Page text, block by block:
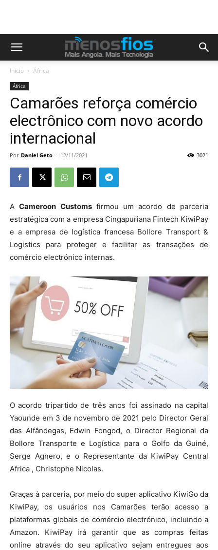
Início África
África
Camarões reforça comércio
electrônico com novo acordo
internacional
Por Daniel Geto - 12/11/2021 3021
ACameroon Customsfirmou um acordo de parceria
estratégica com a empresa Cingapuriana Fintech KiwiPay
e a empresa de logística francesa Bollore Transport &
Logistics para proteger e facilitar as transações de
comércio electrónico internas.
O acordo tripartido de três anos foi assinado na capital
Yaounde em 3 de novembro de 2021 pelo Director Geral
das Alfândegas, Edwin Fongod, o Director Regional da
Bollore Transporte e Logística para o Golfo da Guiné,
Serge Agnero, e o Representante da KiwiPay Central
Africa , Christophe Nicolas.
Graças à parceria, por meio do super aplicativo KiwiGo da
KiwiPay, os usuários nos Camarões terão acesso a
plataformas globais de comércio electrónico, incluindo a
Amazon. KiwiPay irá garantir que as compras feitas
online através do seu aplicativo sejam entregues aos